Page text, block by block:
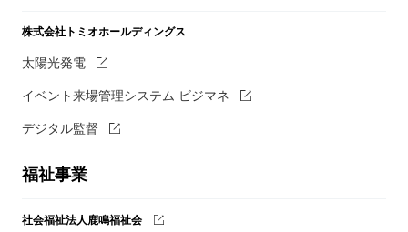
株式会社トミオホールディングス
太陽光発電
イベント来場管理システム ビジマネ
デジタル監督
福祉事業
社会福祉法人鹿鳴福祉会